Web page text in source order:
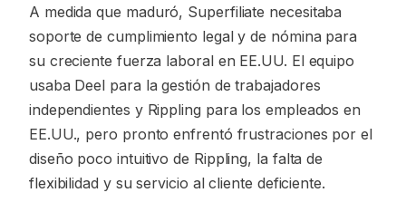
A medida que maduró, Superfiliate necesitaba
soporte de cumplimiento legal y de nómina para
su creciente fuerza laboral en EE.UU. El equipo
usaba Deel para la gestión de trabajadores
independientes y Rippling para los empleados en
EE.UU., pero pronto enfrentó frustraciones por el
diseño poco intuitivo de Rippling, la falta de
flexibilidad y su servicio al cliente deficiente.